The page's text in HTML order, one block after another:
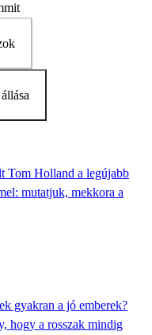
Tom Holland a legújabb
mutatjuk, mekkora a
gyakran a jó emberek?
hogy a rosszak mindig